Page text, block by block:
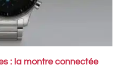
: la montre connectée